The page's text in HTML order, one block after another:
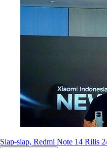
Siap-siap, Redmi Note 14 Rilis